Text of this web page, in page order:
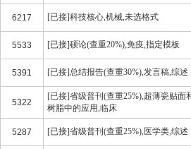
6217 [已接]科技核心,机械,未选格式
5533 [已接]硕论(查重20%),免疫,指定模板
5391 [已接]总结报告(查重30%),发言稿,综述
5322
[已接]省级普刊(查重25%),超薄瓷贴面
树脂中的应用,临床
5287 [已接]省级普刊(查重25%),医学类,综述